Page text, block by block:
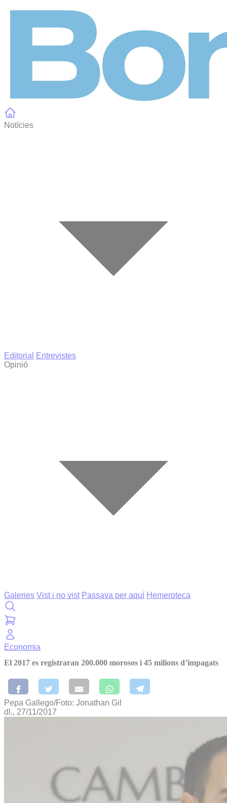
Notícies
Editorial
Entrevistes
Opinió
Galeries Vist i no vist Passava per aquí Hemeroteca
Economia
El 2017 es registraran 200.000 morosos i 45 milions d’impagats
Pepa Gallego/Foto: Jonathan Gil
dl., 27/11/2017